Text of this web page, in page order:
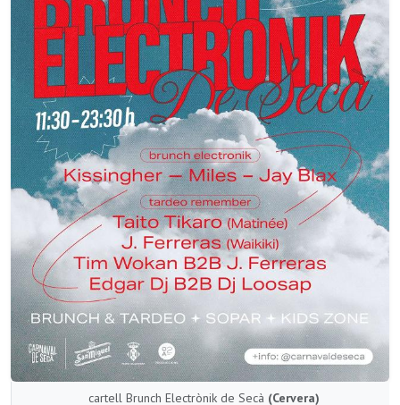
cartell Brunch Electrònik de Secà (Cervera)